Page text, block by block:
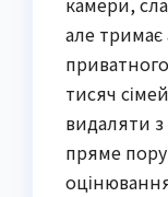
але тримає
тисяч
видаляти з
пряме